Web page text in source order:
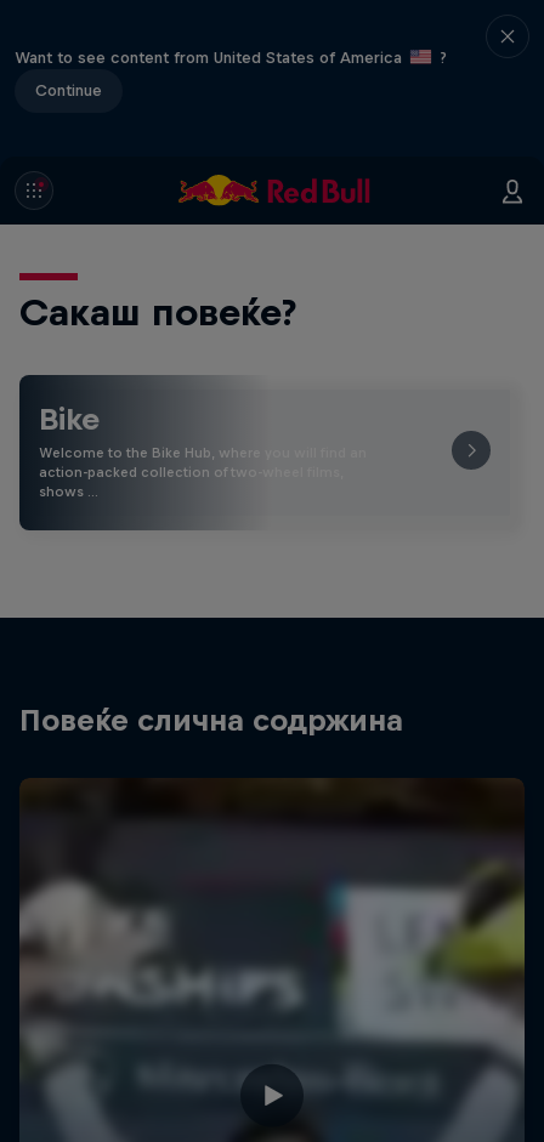
Want to see content from United States of America
?
Continue
Сакаш повеќе?
Bike
Welcome to the Bike Hub, where you will find an
action-packed collection of two-wheel films,
shows …
Повеќе слична содржина